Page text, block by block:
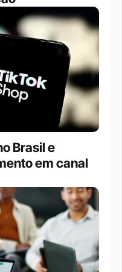
Brasil e
em canal